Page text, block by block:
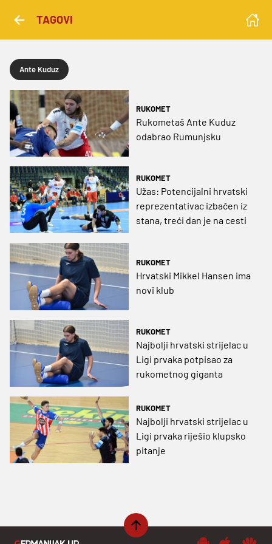
TAGOVI
Ante Kuduz
RUKOMET
Rukometaš Ante Kuduz
odabrao Rumunjsku
RUKOMET
Užas: Potencijalni hrvatski
reprezentativac izbačen iz
stana, treći dan je na cesti
RUKOMET
Hrvatski Mikkel Hansen ima
novi klub
RUKOMET
Najbolji hrvatski strijelac u
Ligi prvaka potpisao za
rukometnog giganta
RUKOMET
Najbolji hrvatski strijelac u
Ligi prvaka riješio klupsko
pitanje